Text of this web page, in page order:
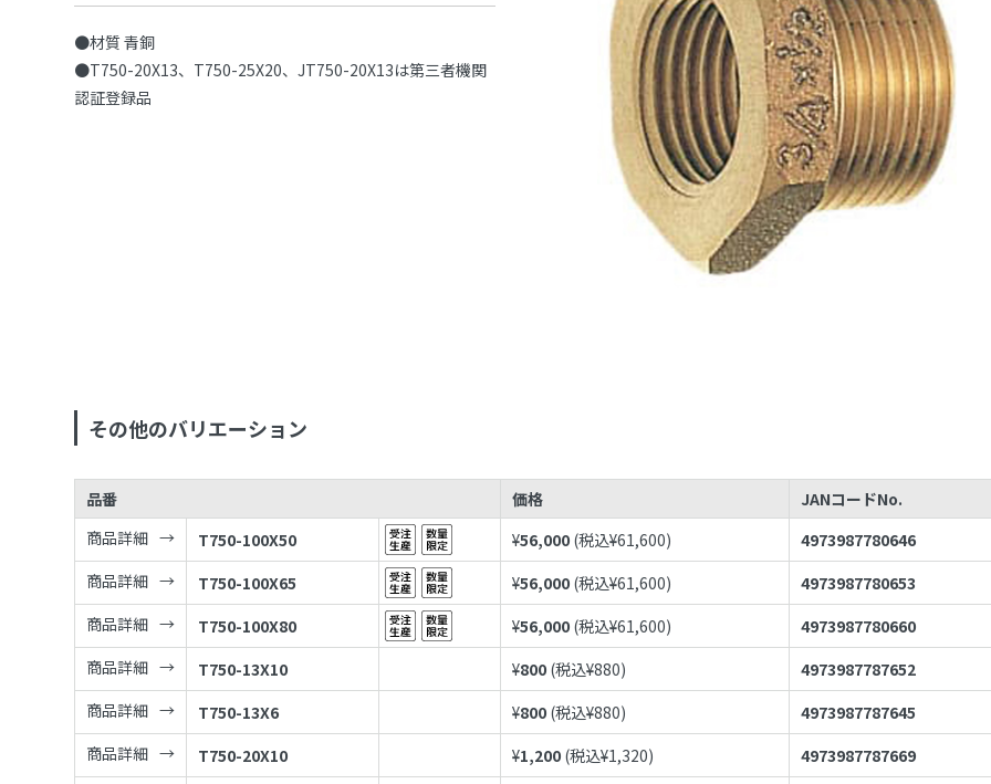
●材質 青銅
●T750-20X13、T750-25X20、JT750-20X13は第三者機関
認証登録品
その他のバリエーション
品番 価格
JANコードNo.
商品詳細
T750-100X50 ¥56,000 (税込¥61,600)
4973987780646
商品詳細
T750-100X65 ¥56,000 (税込¥61,600)
4973987780653
商品詳細
T750-100X80 ¥56,000 (税込¥61,600)
4973987780660
商品詳細
T750-13X10 ¥800 (税込¥880)
4973987787652
商品詳細
T750-13X6 ¥800 (税込¥880)
4973987787645
商品詳細
T750-20X10 ¥1,200 (税込¥1,320)
4973987787669